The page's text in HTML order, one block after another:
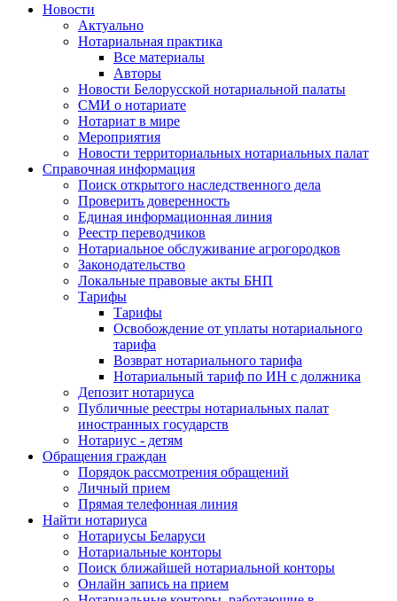
Новости
Актуально
Нотариальная практика
Все материалы
Авторы
Новости Белорусской нотариальной палаты
СМИ о нотариате
Нотариат в мире
Мероприятия
Новости территориальных нотариальных палат
Справочная информация
Поиск открытого наследственного дела
Проверить доверенность
Единая информационная линия
Реестр переводчиков
Нотариальное обслуживание агрогородков
Законодательство
Локальные правовые акты БНП
Тарифы
Тарифы
Освобождение от уплаты нотариального
тарифа
Возврат нотариального тарифа
Нотариальный тариф по ИН с должника
Депозит нотариуса
Публичные реестры нотариальных палат
иностранных государств
Нотариус - детям
Обращения граждан
Порядок рассмотрения обращений
Личный прием
Прямая телефонная линия
Найти нотариуса
Нотариусы Беларуси
Нотариальные конторы
Поиск ближайшей нотариальной конторы
Онлайн запись на прием